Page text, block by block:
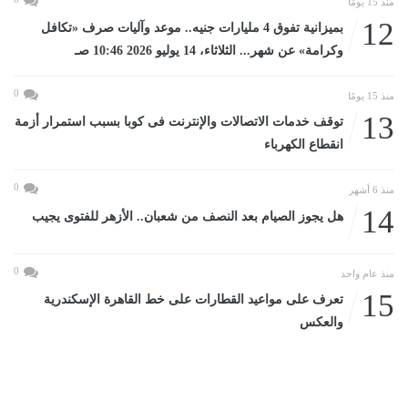
12
بميزانية تفوق 4 مليارات جنيه.. موعد وآليات صرف «تكافل
وكرامة» عن شهر... الثلاثاء، 14 يوليو 2026 10:46 صـ
منذ 15 يومًا 0
13
توقف خدمات الاتصالات والإنترنت فى كوبا بسبب استمرار أزمة
انقطاع الكهرباء
منذ 6 أشهر 0
14 هل يجوز الصيام بعد النصف من شعبان.. الأزهر للفتوى يجيب
منذ عام واحد 0
15
تعرف على مواعيد القطارات على خط القاهرة الإسكندرية
والعكس